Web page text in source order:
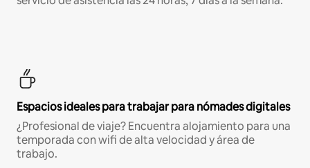
Espacios ideales para trabajar para nómades digitales
¿Profesional de viaje? Encuentra alojamiento para una
temporada con wifi de alta velocidad y área de
trabajo.